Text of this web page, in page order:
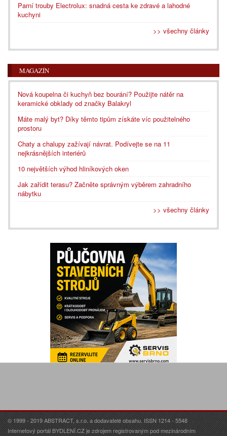
Parní trouby Electrolux: snadná cesta ke zdravé a lahodné
kuchyni
>> všechny články
MAGAZÍN
Nová koupelna či kuchyň bez bourání? Použijte nátěr na
keramické obklady od značky Balakryl
Máte malý byt? Díky těmto tipům získáte víc použitelného
prostoru
Chaty a chalupy zažívají návrat. Podívejte se na 11
nejkrásnějších interiérů
10 největších výhod hliníkových oken
Jak zařídit terasu? Začněte správným výběrem zahradního
nábytku
>> všechny články
© 1999 - 2019 ABSTRACT, s.r.o. a dodavatelé obsahu. ISSN 1214 - 5548
Internetový portál BYDLENÍ.CZ je zdrojem registrovaným pod mezinárodním